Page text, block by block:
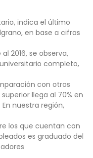
indica el último
en base a cifras
2016, se observa,
completo,
con otros
llega al 70% en
En nuestra región,
los que cuentan con
es graduado del